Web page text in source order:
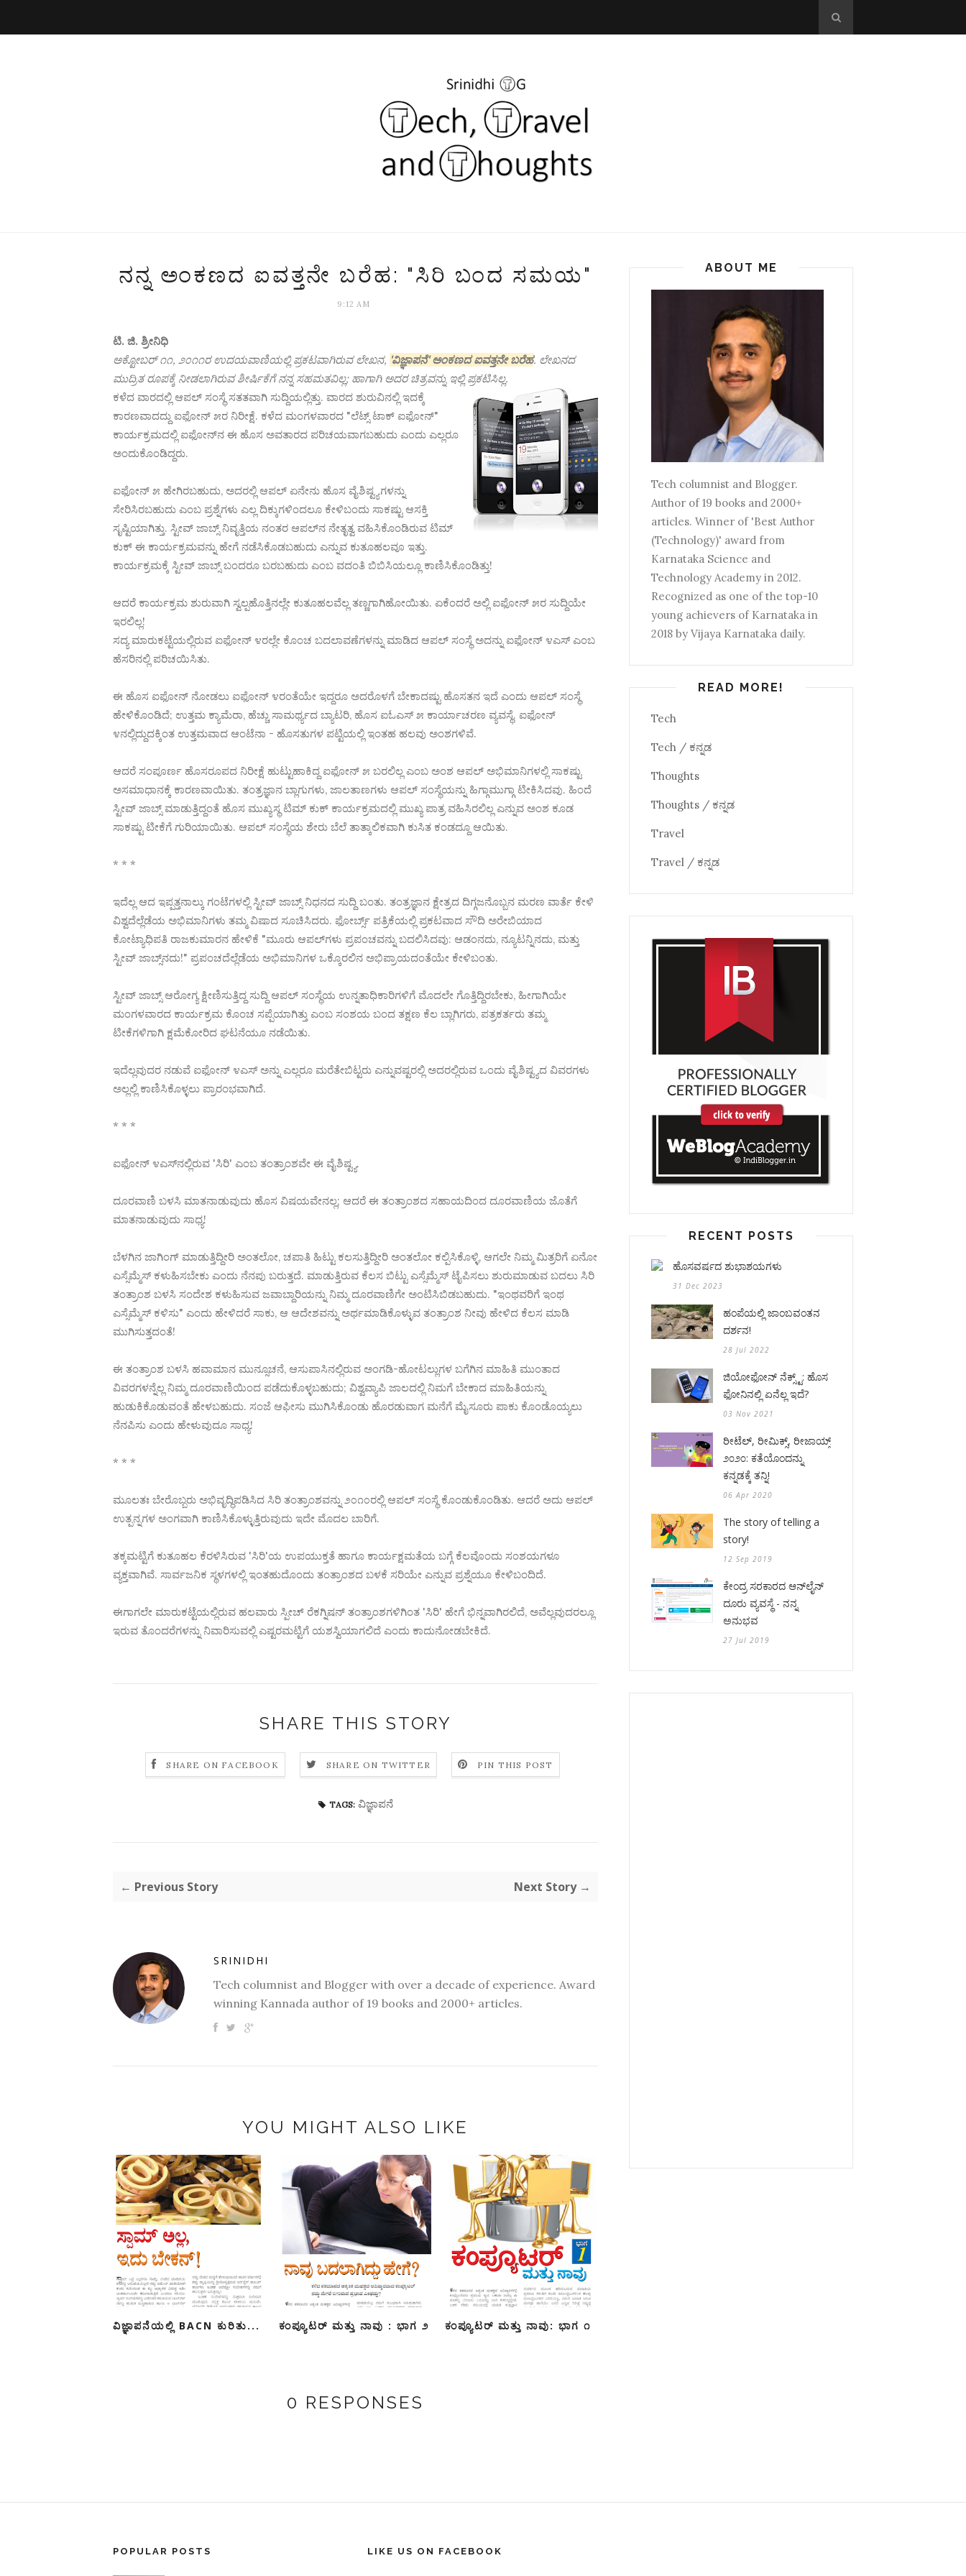
ನನ್ನ ಅಂಕಣದ ಐವತ್ತನೇ ಬರೆಹ: "ಸಿರಿ ಬಂದ ಸಮಯ"
9:12 AM
ಟಿ. ಜಿ. ಶ್ರೀನಿಧಿ
ಅಕ್ಟೋಬರ್ ೧೧, ೨೦೧೧ರ ಉದಯವಾಣಿಯಲ್ಲಿ ಪ್ರಕಟವಾಗಿರುವ ಲೇಖನ, 'ವಿಜ್ಞಾಪನೆ' ಅಂಕಣದ ಐವತ್ತನೇ ಬರೆಹ. ಲೇಖನದ
ಮುದ್ರಿತ ರೂಪಕ್ಕೆ ನೀಡಲಾಗಿರುವ ಶೀರ್ಷಿಕೆಗೆ ನನ್ನ ಸಹಮತವಿಲ್ಲ; ಹಾಗಾಗಿ ಅದರ ಚಿತ್ರವನ್ನು ಇಲ್ಲಿ ಪ್ರಕಟಿಸಿಲ್ಲ.
ಕಳೆದ ವಾರದಲ್ಲಿ ಆಪಲ್ ಸಂಸ್ಥೆ ಸತತವಾಗಿ ಸುದ್ದಿಯಲ್ಲಿತ್ತು. ವಾರದ ಶುರುವಿನಲ್ಲಿ ಇದಕ್ಕೆ
ಕಾರಣವಾದದ್ದು ಐಫೋನ್ ೫ರ ನಿರೀಕ್ಷೆ. ಕಳೆದ ಮಂಗಳವಾರದ "ಲೆಟ್ಸ್ ಟಾಕ್ ಐಫೋನ್"
ಕಾರ್ಯಕ್ರಮದಲ್ಲಿ ಐಫೋನ್‌ನ ಈ ಹೊಸ ಅವತಾರದ ಪರಿಚಯವಾಗಬಹುದು ಎಂದು ಎಲ್ಲರೂ
ಅಂದುಕೊಂಡಿದ್ದರು.
ಐಫೋನ್ ೫ ಹೇಗಿರಬಹುದು, ಅದರಲ್ಲಿ ಆಪಲ್ ಏನೇನು ಹೊಸ ವೈಶಿಷ್ಟ್ಯಗಳನ್ನು
ಸೇರಿಸಿರಬಹುದು ಎಂಬ ಪ್ರಶ್ನೆಗಳು ಎಲ್ಲ ದಿಕ್ಕುಗಳಿಂದಲೂ ಕೇಳಿಬಂದು ಸಾಕಷ್ಟು ಆಸಕ್ತಿ
ಸೃಷ್ಟಿಯಾಗಿತ್ತು. ಸ್ಟೀವ್ ಜಾಬ್ಸ್ ನಿವೃತ್ತಿಯ ನಂತರ ಆಪಲ್‌ನ ನೇತೃತ್ವ ವಹಿಸಿಕೊಂಡಿರುವ ಟಿಮ್
ಕುಕ್ ಈ ಕಾರ್ಯಕ್ರಮವನ್ನು ಹೇಗೆ ನಡೆಸಿಕೊಡಬಹುದು ಎನ್ನುವ ಕುತೂಹಲವೂ ಇತ್ತು.
ಕಾರ್ಯಕ್ರಮಕ್ಕೆ ಸ್ಟೀವ್ ಜಾಬ್ಸ್ ಬಂದರೂ ಬರಬಹುದು ಎಂಬ ವದಂತಿ ಬಿಬಿಸಿಯಲ್ಲೂ ಕಾಣಿಸಿಕೊಂಡಿತ್ತು!
ಆದರೆ ಕಾರ್ಯಕ್ರಮ ಶುರುವಾಗಿ ಸ್ವಲ್ಪಹೊತ್ತಿನಲ್ಲೇ ಕುತೂಹಲವೆಲ್ಲ ತಣ್ಣಗಾಗಿಹೋಯಿತು. ಏಕೆಂದರೆ ಅಲ್ಲಿ ಐಫೋನ್ ೫ರ ಸುದ್ದಿಯೇ
ಇರಲಿಲ್ಲ!
ಸದ್ಯ ಮಾರುಕಟ್ಟೆಯಲ್ಲಿರುವ ಐಫೋನ್ ೪ರಲ್ಲೇ ಕೊಂಚ ಬದಲಾವಣೆಗಳನ್ನು ಮಾಡಿದ ಆಪಲ್ ಸಂಸ್ಥೆ ಅದನ್ನು ಐಫೋನ್ ೪ಎಸ್ ಎಂಬ
ಹೆಸರಿನಲ್ಲಿ ಪರಿಚಯಿಸಿತು.
ಈ ಹೊಸ ಐಫೋನ್ ನೋಡಲು ಐಫೋನ್ ೪ರಂತೆಯೇ ಇದ್ದರೂ ಅದರೊಳಗೆ ಬೇಕಾದಷ್ಟು ಹೊಸತನ ಇದೆ ಎಂದು ಆಪಲ್ ಸಂಸ್ಥೆ
ಹೇಳಿಕೊಂಡಿದೆ; ಉತ್ತಮ ಕ್ಯಾಮೆರಾ, ಹೆಚ್ಚು ಸಾಮರ್ಥ್ಯದ ಬ್ಯಾಟರಿ, ಹೊಸ ಐಓಎಸ್ ೫ ಕಾರ್ಯಾಚರಣ ವ್ಯವಸ್ಥೆ. ಐಫೋನ್
೪ನಲ್ಲಿದ್ದುದಕ್ಕಿಂತ ಉತ್ತಮವಾದ ಆಂಟೆನಾ - ಹೊಸತುಗಳ ಪಟ್ಟಿಯಲ್ಲಿ ಇಂತಹ ಹಲವು ಅಂಶಗಳಿವೆ.
ಆದರೆ ಸಂಪೂರ್ಣ ಹೊಸರೂಪದ ನಿರೀಕ್ಷೆ ಹುಟ್ಟುಹಾಕಿದ್ದ ಐಫೋನ್ ೫ ಬರಲಿಲ್ಲ ಎಂಬ ಅಂಶ ಆಪಲ್ ಅಭಿಮಾನಿಗಳಲ್ಲಿ ಸಾಕಷ್ಟು
ಅಸಮಾಧಾನಕ್ಕೆ ಕಾರಣವಾಯಿತು. ತಂತ್ರಜ್ಞಾನ ಬ್ಲಾಗುಗಳು, ಜಾಲತಾಣಗಳು ಆಪಲ್ ಸಂಸ್ಥೆಯನ್ನು ಹಿಗ್ಗಾಮುಗ್ಗಾ ಟೀಕಿಸಿದವು. ಹಿಂದೆ
ಸ್ಟೀವ್ ಜಾಬ್ಸ್ ಮಾಡುತ್ತಿದ್ದಂತೆ ಹೊಸ ಮುಖ್ಯಸ್ಥ ಟಿಮ್ ಕುಕ್ ಕಾರ್ಯಕ್ರಮದಲ್ಲಿ ಮುಖ್ಯ ಪಾತ್ರ ವಹಿಸಿರಲಿಲ್ಲ ಎನ್ನುವ ಅಂಶ ಕೂಡ
ಸಾಕಷ್ಟು ಟೀಕೆಗೆ ಗುರಿಯಾಯಿತು. ಆಪಲ್ ಸಂಸ್ಥೆಯ ಶೇರು ಬೆಲೆ ತಾತ್ಕಾಲಿಕವಾಗಿ ಕುಸಿತ ಕಂಡದ್ದೂ ಆಯಿತು.
* * *
ಇದೆಲ್ಲ ಆದ ಇಪ್ಪತ್ತನಾಲ್ಕು ಗಂಟೆಗಳಲ್ಲಿ ಸ್ಟೀವ್ ಜಾಬ್ಸ್ ನಿಧನದ ಸುದ್ದಿ ಬಂತು. ತಂತ್ರಜ್ಞಾನ ಕ್ಷೇತ್ರದ ದಿಗ್ಗಜನೊಬ್ಬನ ಮರಣ ವಾರ್ತೆ ಕೇಳಿ
ವಿಶ್ವದೆಲ್ಲೆಡೆಯ ಅಭಿಮಾನಿಗಳು ತಮ್ಮ ವಿಷಾದ ಸೂಚಿಸಿದರು. ಫೋರ್ಬ್ಸ್ ಪತ್ರಿಕೆಯಲ್ಲಿ ಪ್ರಕಟವಾದ ಸೌದಿ ಅರೇಬಿಯಾದ
ಕೋಟ್ಯಾಧಿಪತಿ ರಾಜಕುಮಾರನ ಹೇಳಿಕೆ "ಮೂರು ಆಪಲ್‌ಗಳು ಪ್ರಪಂಚವನ್ನು ಬದಲಿಸಿದವು: ಆಡಂನದು, ನ್ಯೂಟನ್ನಿನದು, ಮತ್ತು
ಸ್ಟೀವ್ ಜಾಬ್ಸ್‌ನದು!" ಪ್ರಪಂಚದೆಲ್ಲೆಡೆಯ ಅಭಿಮಾನಿಗಳ ಒಕ್ಕೊರಲಿನ ಅಭಿಪ್ರಾಯದಂತೆಯೇ ಕೇಳಿಬಂತು.
ಸ್ಟೀವ್ ಜಾಬ್ಸ್ ಆರೋಗ್ಯ ಕ್ಷೀಣಿಸುತ್ತಿದ್ದ ಸುದ್ದಿ ಆಪಲ್ ಸಂಸ್ಥೆಯ ಉನ್ನತಾಧಿಕಾರಿಗಳಿಗೆ ಮೊದಲೇ ಗೊತ್ತಿದ್ದಿರಬೇಕು, ಹೀಗಾಗಿಯೇ
ಮಂಗಳವಾರದ ಕಾರ್ಯಕ್ರಮ ಕೊಂಚ ಸಪ್ಪೆಯಾಗಿತ್ತು ಎಂಬ ಸಂಶಯ ಬಂದ ತಕ್ಷಣ ಕೆಲ ಬ್ಲಾಗಿಗರು, ಪತ್ರಕರ್ತರು ತಮ್ಮ
ಟೀಕೆಗಳಿಗಾಗಿ ಕ್ಷಮೆಕೋರಿದ ಘಟನೆಯೂ ನಡೆಯಿತು.
ಇದೆಲ್ಲವುದರ ನಡುವೆ ಐಫೋನ್ ೪ಎಸ್ ಅನ್ನು ಎಲ್ಲರೂ ಮರೆತೇಬಿಟ್ಟರು ಎನ್ನುವಷ್ಟರಲ್ಲಿ ಅದರಲ್ಲಿರುವ ಒಂದು ವೈಶಿಷ್ಟ್ಯದ ವಿವರಗಳು
ಅಲ್ಲಲ್ಲಿ ಕಾಣಿಸಿಕೊಳ್ಳಲು ಪ್ರಾರಂಭವಾಗಿದೆ.
* * *
ಐಫೋನ್ ೪ಎಸ್‌ನಲ್ಲಿರುವ 'ಸಿರಿ' ಎಂಬ ತಂತ್ರಾಂಶವೇ ಈ ವೈಶಿಷ್ಟ್ಯ.
ದೂರವಾಣಿ ಬಳಸಿ ಮಾತನಾಡುವುದು ಹೊಸ ವಿಷಯವೇನಲ್ಲ; ಆದರೆ ಈ ತಂತ್ರಾಂಶದ ಸಹಾಯದಿಂದ ದೂರವಾಣಿಯ ಜೊತೆಗೆ
ಮಾತನಾಡುವುದು ಸಾಧ್ಯ!
ಬೆಳಗಿನ ಜಾಗಿಂಗ್ ಮಾಡುತ್ತಿದ್ದೀರಿ ಅಂತಲೋ, ಚಪಾತಿ ಹಿಟ್ಟು ಕಲಸುತ್ತಿದ್ದೀರಿ ಅಂತಲೋ ಕಲ್ಪಿಸಿಕೊಳ್ಳಿ, ಆಗಲೇ ನಿಮ್ಮ ಮಿತ್ರರಿಗೆ ಏನೋ
ಎಸ್ಸೆಮ್ಮೆಸ್ ಕಳುಹಿಸಬೇಕು ಎಂದು ನೆನಪು ಬರುತ್ತದೆ. ಮಾಡುತ್ತಿರುವ ಕೆಲಸ ಬಿಟ್ಟು ಎಸ್ಸೆಮ್ಮೆಸ್ ಟೈಪಿಸಲು ಶುರುಮಾಡುವ ಬದಲು ಸಿರಿ
ತಂತ್ರಾಂಶ ಬಳಸಿ ಸಂದೇಶ ಕಳುಹಿಸುವ ಜವಾಬ್ದಾರಿಯನ್ನು ನಿಮ್ಮ ದೂರವಾಣಿಗೇ ಅಂಟಿಸಿಬಿಡಬಹುದು. "ಇಂಥವರಿಗೆ ಇಂಥ
ಎಸ್ಸೆಮ್ಮೆಸ್ ಕಳಿಸು" ಎಂದು ಹೇಳಿದರೆ ಸಾಕು, ಆ ಆದೇಶವನ್ನು ಅರ್ಥಮಾಡಿಕೊಳ್ಳುವ ತಂತ್ರಾಂಶ ನೀವು ಹೇಳಿದ ಕೆಲಸ ಮಾಡಿ
ಮುಗಿಸುತ್ತದಂತೆ!
ಈ ತಂತ್ರಾಂಶ ಬಳಸಿ ಹವಾಮಾನ ಮುನ್ಸೂಚನೆ, ಆಸುಪಾಸಿನಲ್ಲಿರುವ ಅಂಗಡಿ-ಹೋಟಲ್ಲುಗಳ ಬಗೆಗಿನ ಮಾಹಿತಿ ಮುಂತಾದ
ವಿವರಗಳನ್ನೆಲ್ಲ ನಿಮ್ಮ ದೂರವಾಣಿಯಿಂದ ಪಡೆದುಕೊಳ್ಳಬಹುದು; ವಿಶ್ವವ್ಯಾಪಿ ಜಾಲದಲ್ಲಿ ನಿಮಗೆ ಬೇಕಾದ ಮಾಹಿತಿಯನ್ನು
ಹುಡುಕಿಕೊಡುವಂತೆ ಹೇಳಬಹುದು. ಸಂಜೆ ಆಫೀಸು ಮುಗಿಸಿಕೊಂಡು ಹೊರಡುವಾಗ ಮನೆಗೆ ಮೈಸೂರು ಪಾಕು ಕೊಂಡೊಯ್ಯಲು
ನೆನಪಿಸು ಎಂದು ಹೇಳುವುದೂ ಸಾಧ್ಯ!
* * *
ಮೂಲತಃ ಬೇರೊಬ್ಬರು ಅಭಿವೃದ್ಧಿಪಡಿಸಿದ ಸಿರಿ ತಂತ್ರಾಂಶವನ್ನು ೨೦೧೦ರಲ್ಲಿ ಆಪಲ್ ಸಂಸ್ಥೆ ಕೊಂಡುಕೊಂಡಿತು. ಆದರೆ ಅದು ಆಪಲ್
ಉತ್ಪನ್ನಗಳ ಅಂಗವಾಗಿ ಕಾಣಿಸಿಕೊಳ್ಳುತ್ತಿರುವುದು ಇದೇ ಮೊದಲ ಬಾರಿಗೆ.
ತಕ್ಕಮಟ್ಟಿಗೆ ಕುತೂಹಲ ಕೆರಳಿಸಿರುವ 'ಸಿರಿ'ಯ ಉಪಯುಕ್ತತೆ ಹಾಗೂ ಕಾರ್ಯಕ್ಷಮತೆಯ ಬಗ್ಗೆ ಕೆಲವೊಂದು ಸಂಶಯಗಳೂ
ವ್ಯಕ್ತವಾಗಿವೆ. ಸಾರ್ವಜನಿಕ ಸ್ಥಳಗಳಲ್ಲಿ ಇಂತಹುದೊಂದು ತಂತ್ರಾಂಶದ ಬಳಕೆ ಸರಿಯೇ ಎನ್ನುವ ಪ್ರಶ್ನೆಯೂ ಕೇಳಿಬಂದಿದೆ.
ಈಗಾಗಲೇ ಮಾರುಕಟ್ಟೆಯಲ್ಲಿರುವ ಹಲವಾರು ಸ್ಪೀಚ್ ರೆಕಗ್ನಿಷನ್ ತಂತ್ರಾಂಶಗಳಿಗಿಂತ 'ಸಿರಿ' ಹೇಗೆ ಭಿನ್ನವಾಗಿರಲಿದೆ, ಅವೆಲ್ಲವುದರಲ್ಲೂ
ಇರುವ ತೊಂದರೆಗಳನ್ನು ನಿವಾರಿಸುವಲ್ಲಿ ಎಷ್ಟರಮಟ್ಟಿಗೆ ಯಶಸ್ವಿಯಾಗಲಿದೆ ಎಂದು ಕಾದುನೋಡಬೇಕಿದೆ.
SHARE THIS STORY
SHARE ON FACEBOOK SHARE ON TWITTER PIN THIS POST
TAGS: ವಿಜ್ಞಾಪನೆ
← Previous Story Next Story →
SRINIDHI
Tech columnist and Blogger with over a decade of experience. Award
winning Kannada author of 19 books and 2000+ articles.
YOU MIGHT ALSO LIKE
ವಿಜ್ಞಾಪನೆಯಲ್ಲಿ BACN ಕುರಿತು... ಕಂಪ್ಯೂಟರ್ ಮತ್ತು ನಾವು : ಭಾಗ ೨ ಕಂಪ್ಯೂಟರ್ ಮತ್ತು ನಾವು: ಭಾಗ ೧
0 RESPONSES
ABOUT ME
Tech columnist and Blogger.
Author of 19 books and 2000+
articles. Winner of 'Best Author
(Technology)' award from
Karnataka Science and
Technology Academy in 2012.
Recognized as one of the top-10
young achievers of Karnataka in
2018 by Vijaya Karnataka daily.
READ MORE!
Tech
Tech / ಕನ್ನಡ
Thoughts
Thoughts / ಕನ್ನಡ
Travel
Travel / ಕನ್ನಡ
RECENT POSTS
ಹೊಸವರ್ಷದ ಶುಭಾಶಯಗಳು
31 Dec 2023
ಹಂಪೆಯಲ್ಲಿ ಜಾಂಬವಂತನ
ದರ್ಶನ!
28 Jul 2022
ಜಿಯೋಫೋನ್ ನೆಕ್ಸ್ಟ್: ಹೊಸ
ಫೋನಿನಲ್ಲಿ ಏನೆಲ್ಲ ಇದೆ?
03 Nov 2021
ರೀಟೆಲ್, ರೀಮಿಕ್ಸ್, ರೀಜಾಯ್ಸ್
೨೦೨೦: ಕತೆಯೊಂದನ್ನು
ಕನ್ನಡಕ್ಕೆ ತನ್ನಿ!
06 Apr 2020
The story of telling a
story!
12 Sep 2019
ಕೇಂದ್ರ ಸರಕಾರದ ಆನ್‌ಲೈನ್
ದೂರು ವ್ಯವಸ್ಥೆ - ನನ್ನ
ಅನುಭವ
27 Jul 2019
POPULAR POSTS LIKE US ON FACEBOOK